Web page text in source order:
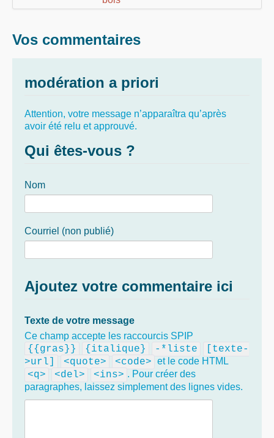
Vos commentaires
modération a priori
Attention, votre message n’apparaîtra qu’après
avoir été relu et approuvé.
Qui êtes-vous ?
Nom
Courriel (non publié)
Ajoutez votre commentaire ici
Texte de votre message
Ce champ accepte les raccourcis SPIP
{{gras}} {italique} -*liste
[texte-
>url]
<quote> <code> et le code HTML
<q> <del> <ins> . Pour créer des
paragraphes, laissez simplement des lignes vides.